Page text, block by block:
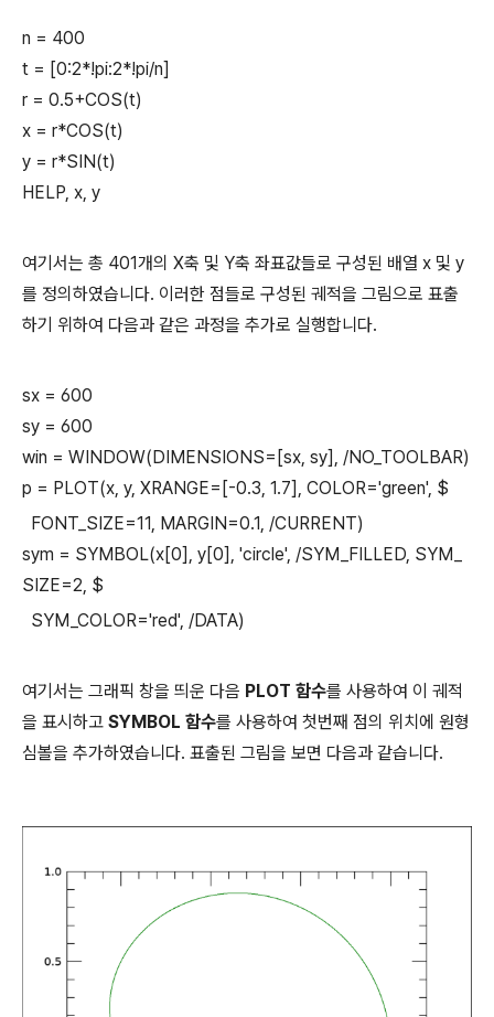
n = 400
t = [0:2*!pi:2*!pi/n]
r = 0.5+COS(t)
x = r*COS(t)
y = r*SIN(t)
HELP, x, y
여기서는 총 401개의 X축 및 Y축 좌표값들로 구성된 배열 x 및 y
를 정의하였습니다. 이러한 점들로 구성된 궤적을 그림으로 표출
하기 위하여 다음과 같은 과정을 추가로 실행합니다.
sx = 600
sy = 600
win = WINDOW(DIMENSIONS=[sx, sy], /NO_TOOLBAR)
p = PLOT(x, y, XRANGE=[-0.3, 1.7], COLOR='green', $
FONT_SIZE=11, MARGIN=0.1, /CURRENT)
sym = SYMBOL(x[0], y[0], 'circle', /SYM_FILLED, SYM_
SIZE=2, $
SYM_COLOR='red', /DATA)
여기서는 그래픽 창을 띄운 다음 PLOT 함수를 사용하여 이 궤적
을 표시하고 SYMBOL 함수를 사용하여 첫번째 점의 위치에 원형
심볼을 추가하였습니다. 표출된 그림을 보면 다음과 같습니다.